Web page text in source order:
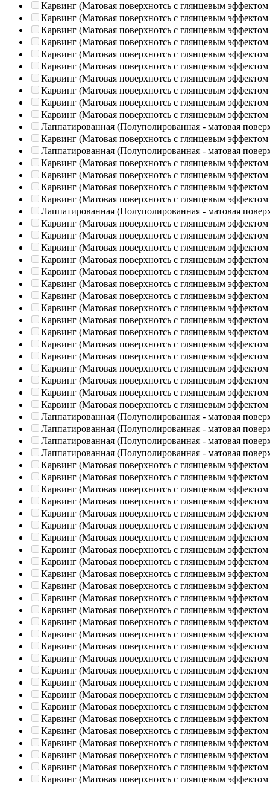
Карвинг (Матовая поверхнотсь с глянцевым эффектом
Карвинг (Матовая поверхнотсь с глянцевым эффектом
Карвинг (Матовая поверхнотсь с глянцевым эффектом
Карвинг (Матовая поверхнотсь с глянцевым эффектом
Карвинг (Матовая поверхнотсь с глянцевым эффектом
Карвинг (Матовая поверхнотсь с глянцевым эффектом
Карвинг (Матовая поверхнотсь с глянцевым эффектом
Карвинг (Матовая поверхнотсь с глянцевым эффектом
Карвинг (Матовая поверхнотсь с глянцевым эффектом
Карвинг (Матовая поверхнотсь с глянцевым эффектом
Лаппатированная (Полуполированная - матовая
Карвинг (Матовая поверхнотсь с глянцевым эффектом
Лаппатированная (Полуполированная - матовая
Карвинг (Матовая поверхнотсь с глянцевым эффектом
Карвинг (Матовая поверхнотсь с глянцевым эффектом
Карвинг (Матовая поверхнотсь с глянцевым эффектом
Карвинг (Матовая поверхнотсь с глянцевым эффектом
Лаппатированная (Полуполированная - матовая
Карвинг (Матовая поверхнотсь с глянцевым эффектом
Карвинг (Матовая поверхнотсь с глянцевым эффектом
Карвинг (Матовая поверхнотсь с глянцевым эффектом
Карвинг (Матовая поверхнотсь с глянцевым эффектом
Карвинг (Матовая поверхнотсь с глянцевым эффектом
Карвинг (Матовая поверхнотсь с глянцевым эффектом
Карвинг (Матовая поверхнотсь с глянцевым эффектом
Карвинг (Матовая поверхнотсь с глянцевым эффектом
Карвинг (Матовая поверхнотсь с глянцевым эффектом
Карвинг (Матовая поверхнотсь с глянцевым эффектом
Карвинг (Матовая поверхнотсь с глянцевым эффектом
Карвинг (Матовая поверхнотсь с глянцевым эффектом
Карвинг (Матовая поверхнотсь с глянцевым эффектом
Карвинг (Матовая поверхнотсь с глянцевым эффектом
Карвинг (Матовая поверхнотсь с глянцевым эффектом
Карвинг (Матовая поверхнотсь с глянцевым эффектом
Лаппатированная (Полуполированная - матовая
Лаппатированная (Полуполированная - матовая
Лаппатированная (Полуполированная - матовая
Лаппатированная (Полуполированная - матовая
Карвинг (Матовая поверхнотсь с глянцевым эффектом
Карвинг (Матовая поверхнотсь с глянцевым эффектом
Карвинг (Матовая поверхнотсь с глянцевым эффектом
Карвинг (Матовая поверхнотсь с глянцевым эффектом
Карвинг (Матовая поверхнотсь с глянцевым эффектом
Карвинг (Матовая поверхнотсь с глянцевым эффектом
Карвинг (Матовая поверхнотсь с глянцевым эффектом
Карвинг (Матовая поверхнотсь с глянцевым эффектом
Карвинг (Матовая поверхнотсь с глянцевым эффектом
Карвинг (Матовая поверхнотсь с глянцевым эффектом
Карвинг (Матовая поверхнотсь с глянцевым эффектом
Карвинг (Матовая поверхнотсь с глянцевым эффектом
Карвинг (Матовая поверхнотсь с глянцевым эффектом
Карвинг (Матовая поверхнотсь с глянцевым эффектом
Карвинг (Матовая поверхнотсь с глянцевым эффектом
Карвинг (Матовая поверхнотсь с глянцевым эффектом
Карвинг (Матовая поверхнотсь с глянцевым эффектом
Карвинг (Матовая поверхнотсь с глянцевым эффектом
Карвинг (Матовая поверхнотсь с глянцевым эффектом
Карвинг (Матовая поверхнотсь с глянцевым эффектом
Карвинг (Матовая поверхнотсь с глянцевым эффектом
Карвинг (Матовая поверхнотсь с глянцевым эффектом
Карвинг (Матовая поверхнотсь с глянцевым эффектом
Карвинг (Матовая поверхнотсь с глянцевым эффектом
Карвинг (Матовая поверхнотсь с глянцевым эффектом
Карвинг (Матовая поверхнотсь с глянцевым эффектом
Карвинг (Матовая поверхнотсь с глянцевым эффектом